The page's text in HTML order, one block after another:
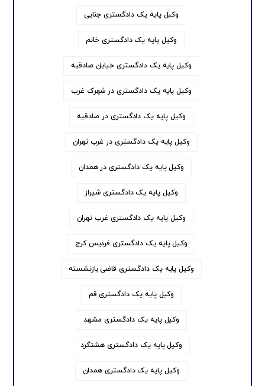
وکیل پایه یک دادگستری جنایی
وکیل پایه یک دادگستری خانم
وکیل پایه یک دادگستری خیابان صادقیه
وکیل پایه یک دادگستری در شهرک غرب
وکیل پایه یک دادگستری در صادقیه
وکیل پایه یک دادگستری در غرب تهران
وکیل پایه یک دادگستری در همدان
وکیل پایه یک دادگستری شیراز
وکیل پایه یک دادگستری غرب تهران
وکیل پایه یک دادگستری فردیس کرج
وکیل پایه یک دادگستری قاضی بازنشسته
وکیل پایه یک دادگستری قم
وکیل پایه یک دادگستری مشهد
وکیل پایه یک دادگستری هشتگرد
وکیل پایه یک دادگستری همدان